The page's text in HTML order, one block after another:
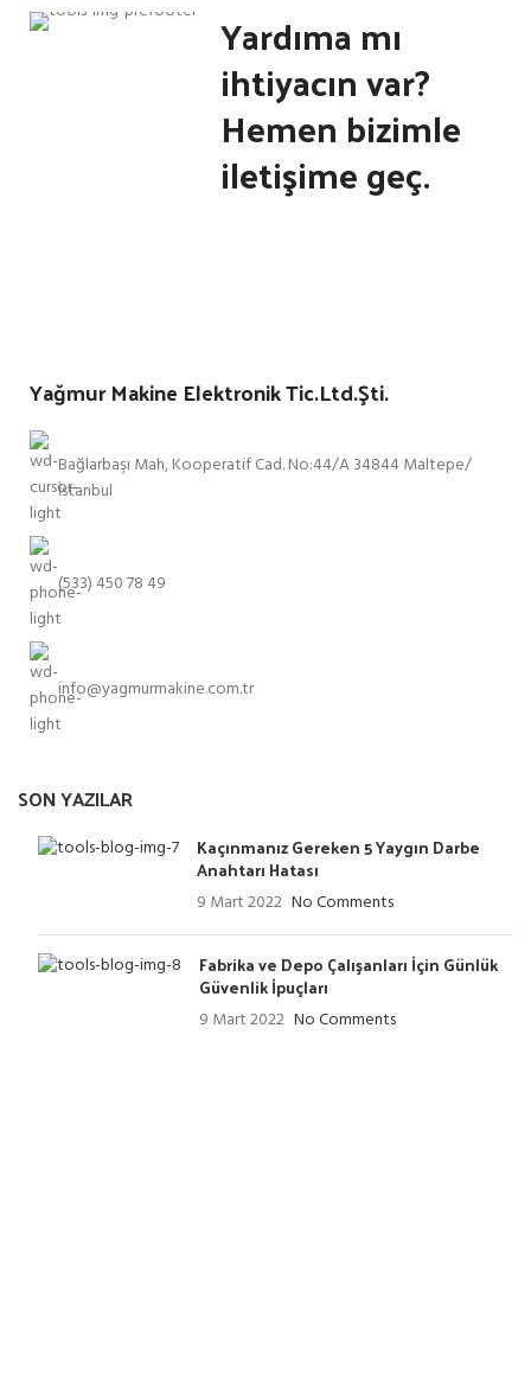
Yardıma mı
ihtiyacın var?
Hemen bizimle
iletişime geç.
Yağmur Makine Elektronik Tic.Ltd.Şti.
Bağlarbaşı Mah, Kooperatif Cad. No:44/A 34844 Maltepe/
İstanbul
(533) 450 78 49
info@yagmurmakine.com.tr
SON YAZILAR
Kaçınmanız Gereken 5 Yaygın Darbe
Anahtarı Hatası
9 Mart 2022 No Comments
Fabrika ve Depo Çalışanları İçin Günlük
Güvenlik İpuçları
9 Mart 2022 No Comments